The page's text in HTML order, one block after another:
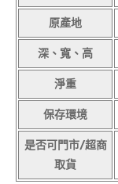
原產地
深、寬、高
淨重
保存環境
是否可門市/超商
取貨